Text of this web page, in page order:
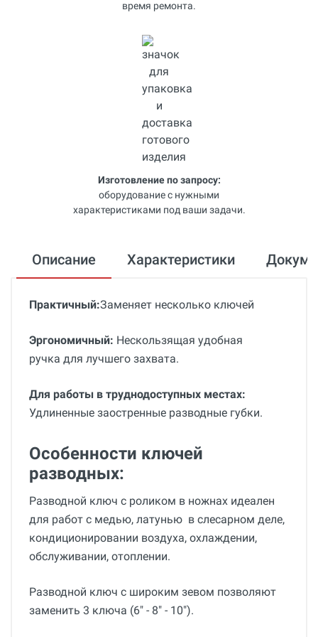
время ремонта.
Изготовление по запросу:
оборудование с нужными
характеристиками под ваши задачи.
Описание Характеристики
Практичный:Заменяет несколько ключей
Эргономичный: Нескользящая удобная
ручка для лучшего захвата.
Для работы в труднодоступных местах:
Удлиненные заостренные разводные губки.
Особенности ключей
разводных:
Разводной ключ с роликом в ножнах идеален
для работ с медью, латунью в слесарном деле,
кондиционировании воздуха, охлаждении,
обслуживании, отоплении.
Разводной ключ с широким зевом позволяют
заменить 3 ключа (6" - 8" - 10").